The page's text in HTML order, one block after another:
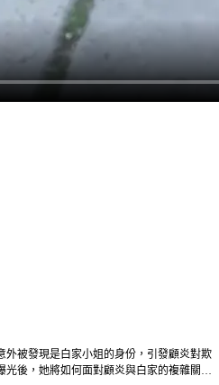
取消静音
外被發現是白家小姐的身份，引發顧炎對欺
後，她將如何面對顧炎與白家的複雜關